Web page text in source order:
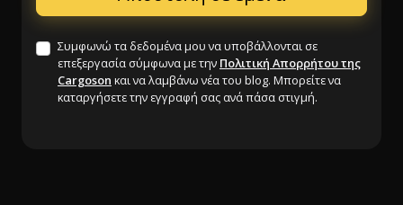
Συμφωνώ τα δεδομένα μου να υποβάλλονται σε
επεξεργασία σύμφωνα με την Πολιτική Απορρήτου της
Cargoson και να λαμβάνω νέα του blog. Μπορείτε να
καταργήσετε την εγγραφή σας ανά πάσα στιγμή.